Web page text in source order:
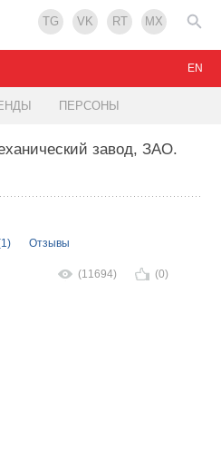
TG VK RT MX
ПЕРСОНЫ
EN
завод, ЗАО.
Отзывы
(11694) (0)